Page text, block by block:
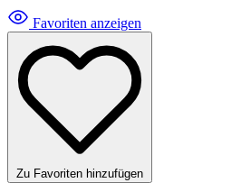
Favoriten anzeigen
Zu Favoriten hinzufügen